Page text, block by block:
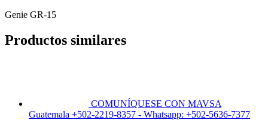
Genie GR-15
Productos similares
COMUNÍQUESE CON MAVSA
Guatemala +502-2219-8357 - Whatsapp: +502-5636-7377